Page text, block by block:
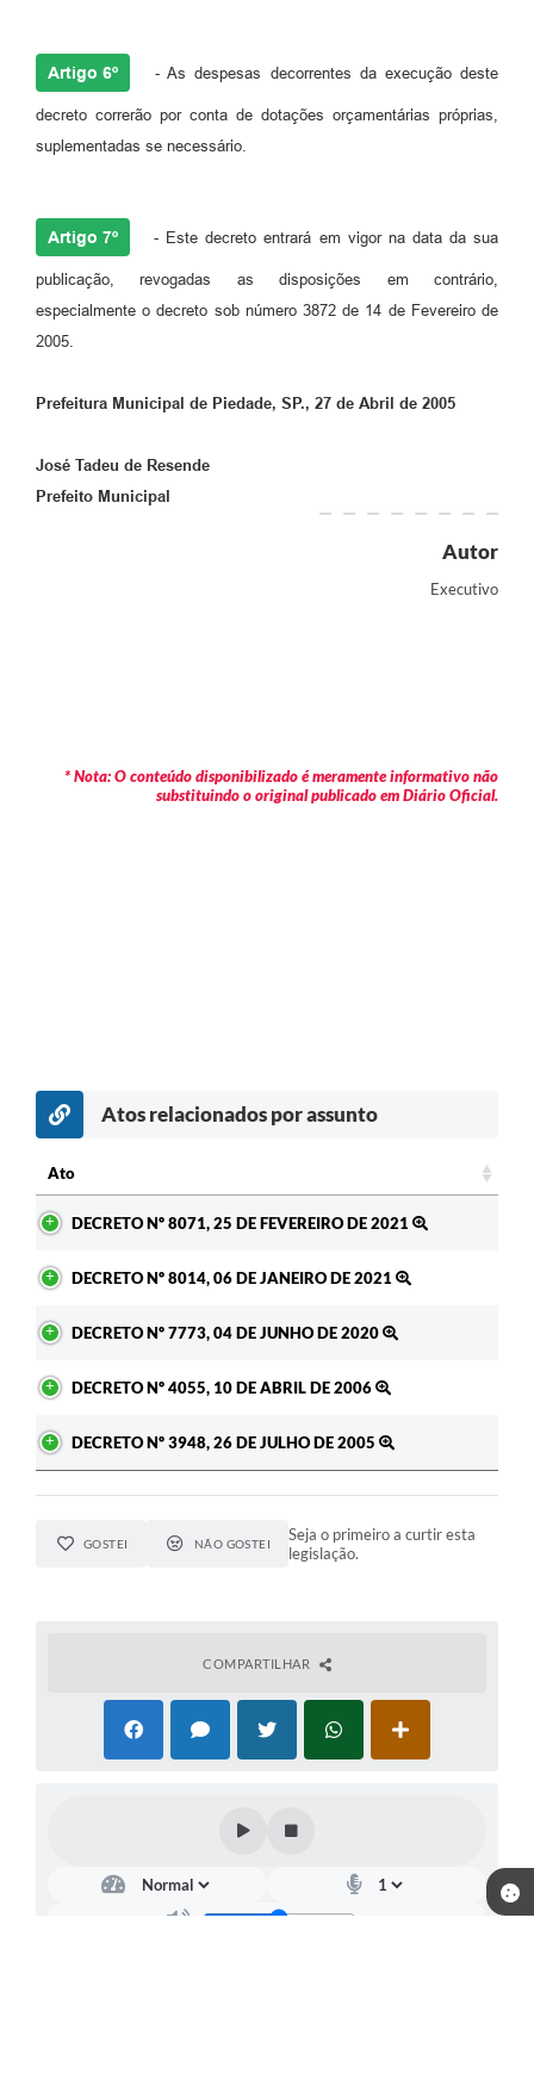
Artigo 6º - As despesas decorrentes da execução deste
decreto correrão por conta de dotações orçamentárias próprias,
suplementadas se necessário.
Artigo 7º - Este decreto entrará em vigor na data da sua
publicação, revogadas as disposições em contrário,
especialmente o decreto sob número 3872 de 14 de Fevereiro de
2005.
Prefeitura Municipal de Piedade, SP., 27 de Abril de 2005
José Tadeu de Resende
Prefeito Municipal
Autor
Executivo
* Nota: O conteúdo disponibilizado é meramente informativo não
substituindo o original publicado em Diário Oficial.
Atos relacionados por assunto
Ato
DECRETO Nº 8071, 25 DE FEVEREIRO DE 2021
DECRETO Nº 8014, 06 DE JANEIRO DE 2021
DECRETO Nº 7773, 04 DE JUNHO DE 2020
DECRETO Nº 4055, 10 DE ABRIL DE 2006
DECRETO Nº 3948, 26 DE JULHO DE 2005
GOSTEI NÃO GOSTEI
Seja o primeiro a curtir esta
legislação.
COMPARTILHAR